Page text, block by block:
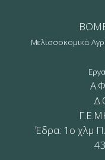
Μελισσοκομικά
Έδρα: 1ο χλμ